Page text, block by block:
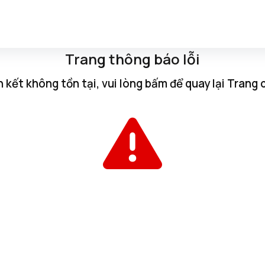
Trang thông báo lỗi
kết không tồn tại, vui lòng bấmđể quay lại Trang